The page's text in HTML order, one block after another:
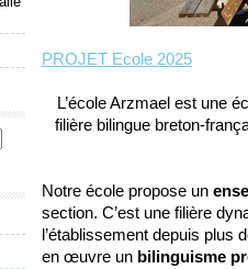
PROJET Ecole 2025
L’école Arzmael est une
filière bilingue breton-
Notre école propose un
section. C’est une filière
l’établissement depuis plus
en œuvre un bilinguisme